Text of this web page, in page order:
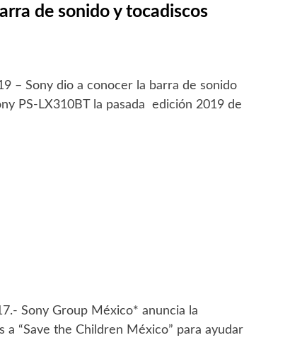
de sonido y tocadiscos
– Sony dio a conocer la barra de sonido
PS-LX310BT la pasada edición 2019 de
Sony Group México* anuncia la
a “Save the Children México” para ayudar